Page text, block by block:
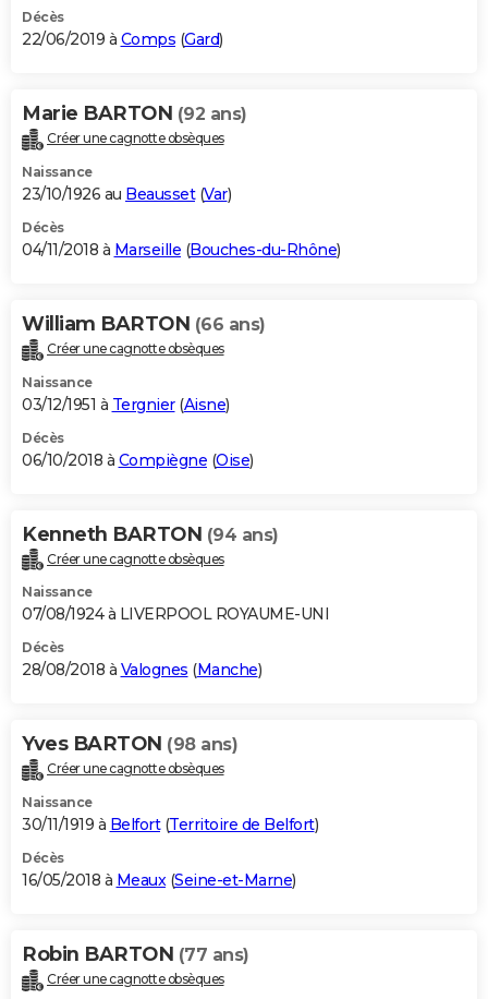
Décès
22/06/2019 à Comps (Gard)
Marie BARTON (92 ans)
Créer une cagnotte obsèques
Naissance
23/10/1926 au Beausset(Var)
Décès
04/11/2018 à Marseille (Bouches-du-Rhône)
William BARTON (66 ans)
Créer une cagnotte obsèques
Naissance
03/12/1951 à Tergnier(Aisne)
Décès
06/10/2018 à Compiègne (Oise)
Kenneth BARTON (94 ans)
Créer une cagnotte obsèques
Naissance
07/08/1924 à LIVERPOOL ROYAUME-UNI
Décès
28/08/2018 à Valognes (Manche)
Yves BARTON (98 ans)
Créer une cagnotte obsèques
Naissance
30/11/1919 à Belfort(Territoire de Belfort)
Décès
16/05/2018 à Meaux(Seine-et-Marne)
Robin BARTON (77 ans)
Créer une cagnotte obsèques